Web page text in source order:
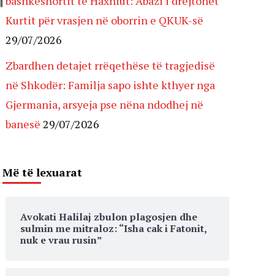
Kurtit për vrasjen në oborrin e QKUK-së
29/07/2026
Zbardhen detajet rrëqethëse të tragjedisë
në Shkodër: Familja sapo ishte kthyer nga
Gjermania, arsyeja pse nëna ndodhej në
banesë 29/07/2026
Më të lexuarat
Avokati Halilaj zbulon plagosjen dhe
sulmin me mitraloz: “Isha cak i Fatonit,
nuk e vrau rusin”